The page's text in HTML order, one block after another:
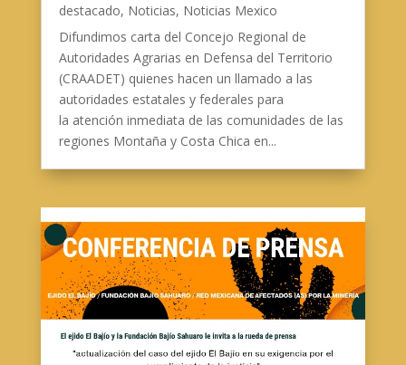
destacado, Noticias, Noticias Mexico
Difundimos carta del Concejo Regional de
Autoridades Agrarias en Defensa del Territorio
(CRAADET) quienes hacen un llamado a las
autoridades estatales y federales para
la atención inmediata de las comunidades de las
regiones Montaña y Costa Chica en...